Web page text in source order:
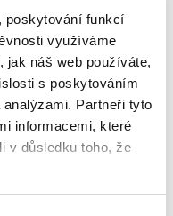
poskytování funkcí
využíváme
jak náš web používáte,
s poskytováním
Partneři tyto
informacemi, které
v důsledku toho, že